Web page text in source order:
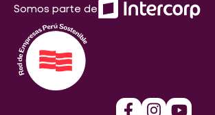
Solicita más información
Matricúlate Aquí
Somos parte de